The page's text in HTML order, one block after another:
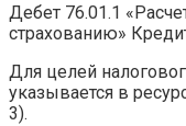
Дебет 76.01.1
страхованию»
Для целей
указывается в
3).